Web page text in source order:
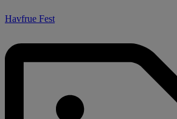
Havfrue Fest